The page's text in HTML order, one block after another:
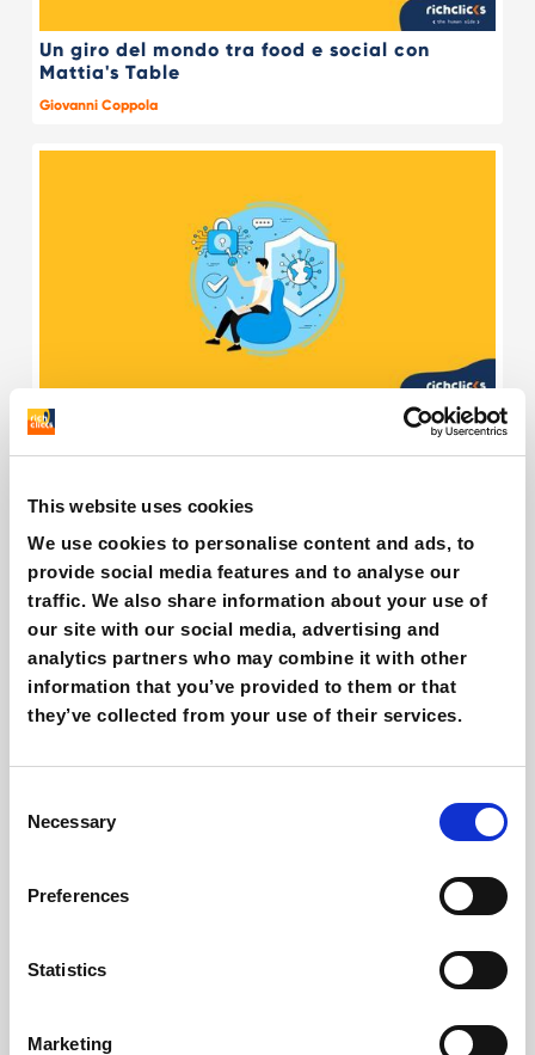
This website uses cookies
We use cookies to personalise content and ads, to
provide social media features and to analyse our
traffic. We also share information about your use of
our site with our social media, advertising and
analytics partners who may combine it with other
information that you’ve provided to them or that
they’ve collected from your use of their services.
Selection
Necessary
Preferences
Statistics
Marketing
Un giro del mondo tra food e social con
Mattia's Table
Giovanni Coppola
Come funziona il marketing di NordVPN
ecosostenibilità